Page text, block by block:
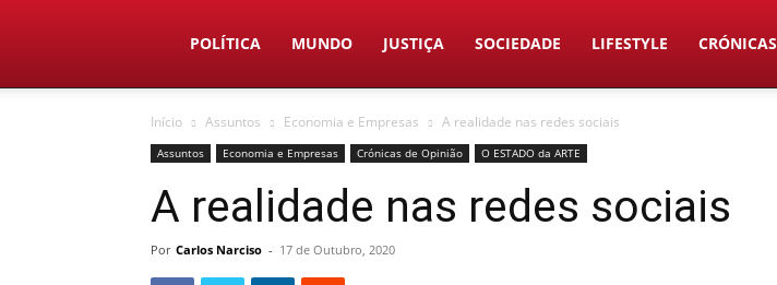
Duas
Linhas
POLÍTICA MUNDO JUSTIÇA SOCIEDADE LIFESTYLE CRÓNICAS
Início Assuntos Economia e Empresas A realidade nas redes sociais
Assuntos Economia e Empresas Crónicas de Opinião O ESTADO da ARTE
A realidade nas redes sociais
Por Carlos Narciso - 17 de Outubro, 2020